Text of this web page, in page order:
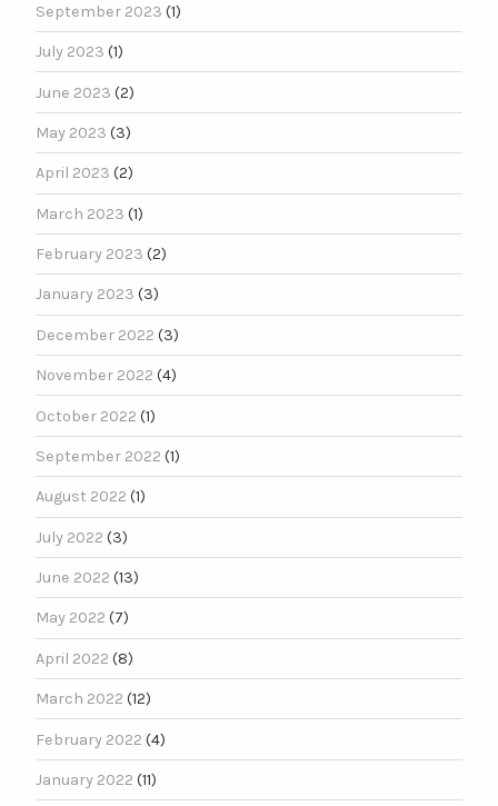
September 2023 (1)
July 2023 (1)
June 2023 (2)
May 2023 (3)
April 2023 (2)
March 2023 (1)
February 2023 (2)
January 2023 (3)
December 2022 (3)
November 2022 (4)
October 2022 (1)
September 2022 (1)
August 2022 (1)
July 2022 (3)
June 2022 (13)
May 2022 (7)
April 2022 (8)
March 2022 (12)
February 2022 (4)
January 2022 (11)